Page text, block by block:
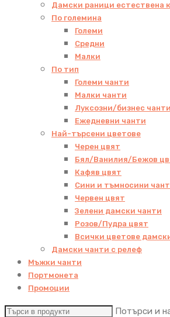
Дамски раници естествена
По големина
Големи
Средни
Малки
По тип
Големи чанти
Малки чанти
Луксозни/бизнес чанти
Ежедневни чанти
Най-търсени цветове
Черен цвят
Бял/Ванилия/Бежов
Кафяв цвят
Сини и тъмносини
Червен цвят
Зелени дамски чанти
Розов/Пудра цвят
Всички цветове
Дамски чанти с релеф
Мъжки чанти
Портмонета
Промоции
Потърси и